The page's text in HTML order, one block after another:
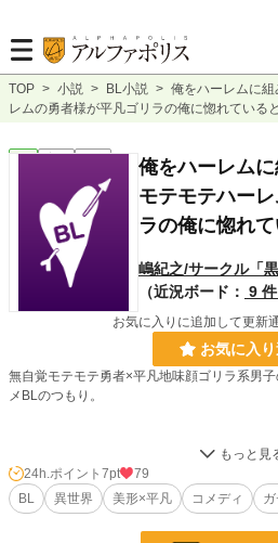
TOP > 小説 > BL小説 > 俺をハーレムに
レムの勇者様が平凡ゴリラの俺に惚れている
BL 完結 短編
俺をハーレム
モテモテハー
ラの俺に惚れ
嶋紀之/サークル「黒
（近況ボード： 9 件
お気に入りに追加して更新
お気に入
無自覚モテモテ勇者×平凡地味顔ゴリラ系男
メBLのつもり。
勇者ユウリと共に旅する仲間の一人である青
は自分を除くパーティーメンバーが勇者にベ
それに気づいていないことだ。イケメン勇者
は、相手がイケメンすぎて嫉妬の対象でこそ
24h.ポイント 7pt
79
BL
異世界 美形×平凡 コメディ